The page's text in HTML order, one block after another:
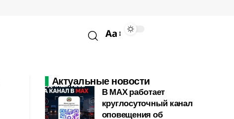
Aa
Актуальные новости
В МАХ работает
круглосуточный канал
оповещения об